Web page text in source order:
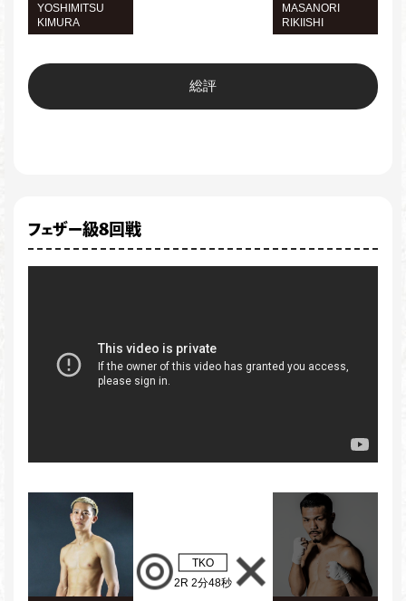
YOSHIMITSU
KIMURA
MASANORI
RIKIISHI
総評
フェザー級8回戦
TKO
2R 2分48秒